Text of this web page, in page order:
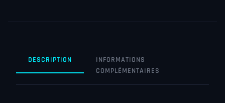
DESCRIPTION
INFORMATIONS
COMPLÉMENTAIRES